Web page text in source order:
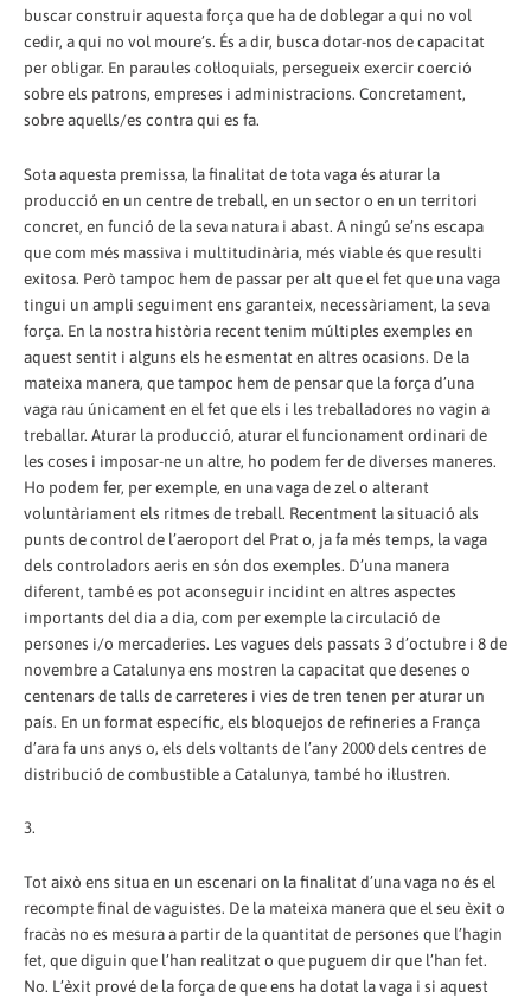
buscar construir aquesta força que ha de doblegar a qui no vol
cedir, a qui no vol moure’s. És a dir, busca dotar-nos de capacitat
per obligar. En paraules col·loquials, persegueix exercir coerció
sobre els patrons, empreses i administracions. Concretament,
sobre aquells/es contra qui es fa.
Sota aquesta premissa, la finalitat de tota vaga és aturar la
producció en un centre de treball, en un sector o en un territori
concret, en funció de la seva natura i abast. A ningú se’ns escapa
que com més massiva i multitudinària, més viable és que resulti
exitosa. Però tampoc hem de passar per alt que el fet que una vaga
tingui un ampli seguiment ens garanteix, necessàriament, la seva
força. En la nostra història recent tenim múltiples exemples en
aquest sentit i alguns els he esmentat en altres ocasions. De la
mateixa manera, que tampoc hem de pensar que la força d’una
vaga rau únicament en el fet que els i les treballadores no vagin a
treballar. Aturar la producció, aturar el funcionament ordinari de
les coses i imposar-ne un altre, ho podem fer de diverses maneres.
Ho podem fer, per exemple, en una vaga de zel o alterant
voluntàriament els ritmes de treball. Recentment la situació als
punts de control de l’aeroport del Prat o, ja fa més temps, la vaga
dels controladors aeris en són dos exemples. D’una manera
diferent, també es pot aconseguir incidint en altres aspectes
importants del dia a dia, com per exemple la circulació de
persones i/o mercaderies. Les vagues dels passats 3 d’octubre i 8 de
novembre a Catalunya ens mostren la capacitat que desenes o
centenars de talls de carreteres i vies de tren tenen per aturar un
país. En un format específic, els bloquejos de refineries a França
d’ara fa uns anys o, els dels voltants de l’any 2000 dels centres de
distribució de combustible a Catalunya, també ho il·lustren.
3.
Tot això ens situa en un escenari on la finalitat d’una vaga no és el
recompte final de vaguistes. De la mateixa manera que el seu èxit o
fracàs no es mesura a partir de la quantitat de persones que l’hagin
fet, que diguin que l’han realitzat o que puguem dir que l’han fet.
No. L’èxit prové de la força de que ens ha dotat la vaga i si aquest